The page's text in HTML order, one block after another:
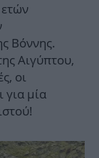
Βόννης.
Αιγύπτου,
οι
για μία